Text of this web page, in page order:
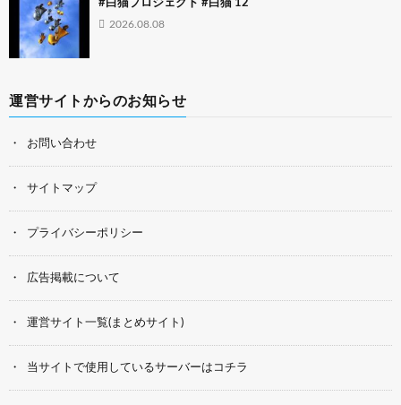
#白猫プロジェクト #白猫 12
2026.08.08
運営サイトからのお知らせ
お問い合わせ
サイトマップ
プライバシーポリシー
広告掲載について
運営サイト一覧(まとめサイト)
当サイトで使用しているサーバーはコチラ